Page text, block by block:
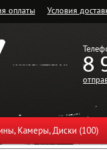
оплаты Условия
8
Камеры, Диски (100)